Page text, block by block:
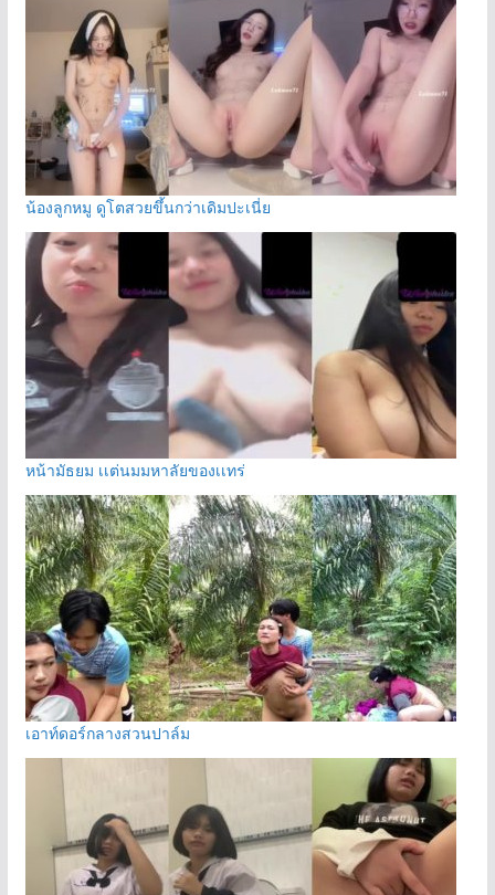
น้องลูกหมู ดูโตสวยขึ้นกว่าเดิมปะเนี่ย
หน้ามัธยม เเต่นมมหาลัยของเเทร่
เอาท์ดอร์กลางสวนปาล์ม